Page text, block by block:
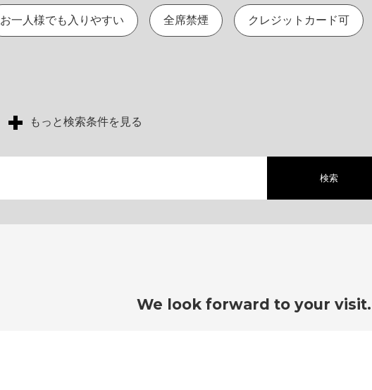
お一人様でも入りやすい 全席禁煙 クレジットカード可
もっと検索条件を見る
検索
We look forward to your visit.